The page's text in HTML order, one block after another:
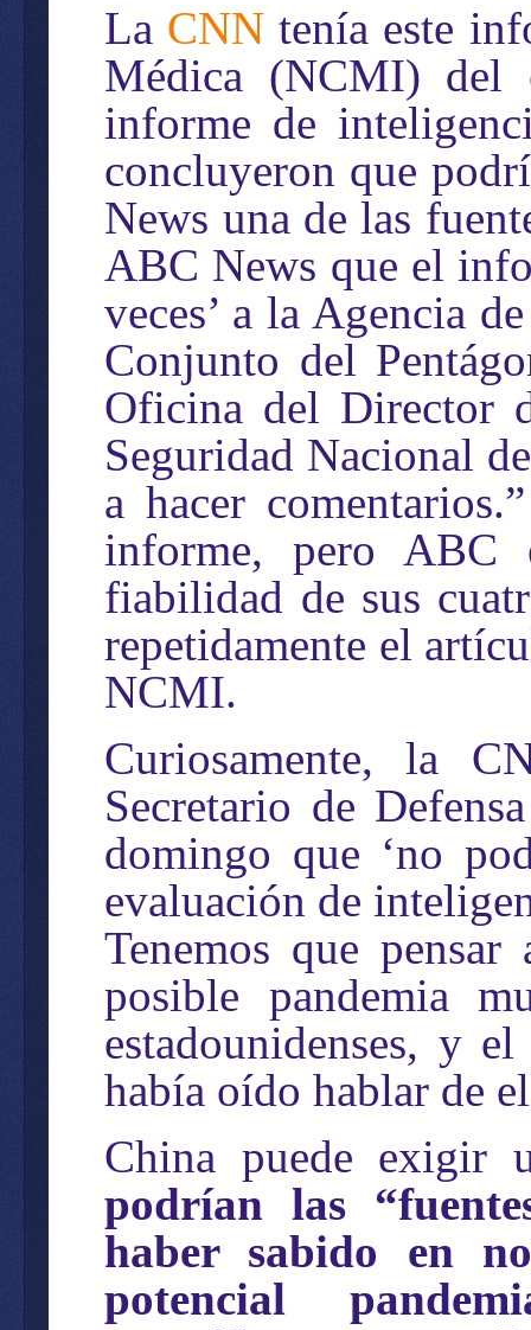
La CNN tenía este
Médica (NCMI) del
informe de
concluyeron que
News una de las
ABC News que el
veces’ a la Agencia
Conjunto del
Oficina del Director
Seguridad Nacional
a hacer
informe, pero ABC
fiabilidad de sus
repetidamente el
NCMI.
Curiosamente, la
Secretario de
domingo que ‘no
evaluación de
Tenemos que
posible pandemia
estadounidenses, y
había oído hablar de
China puede exigir
podrían las
haber sabido en
potencial